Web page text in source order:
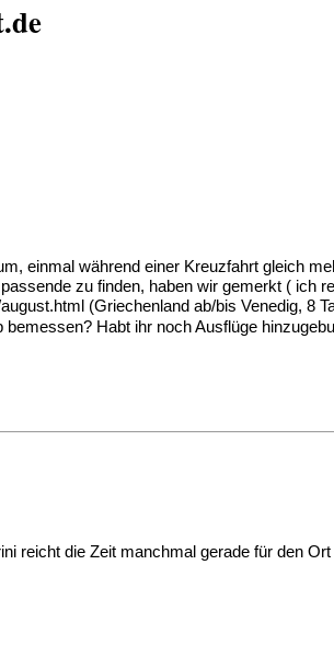
einmal während einer Kreuzfahrt gleich
zu finden, haben wir gemerkt ( ich
(Griechenland ab/bis Venedig, 8
Habt ihr noch Ausflüge
reicht die Zeit manchmal gerade für den